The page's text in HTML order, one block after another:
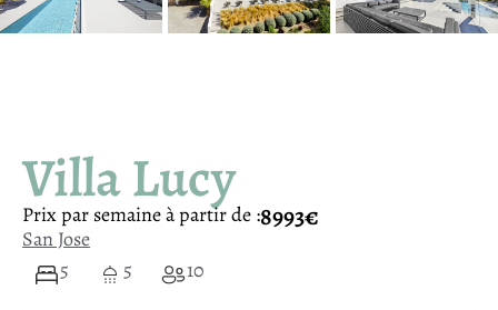
Villa Lucy
Prix ​​par semaine à partir de :8993€
San Jose
5
5 10